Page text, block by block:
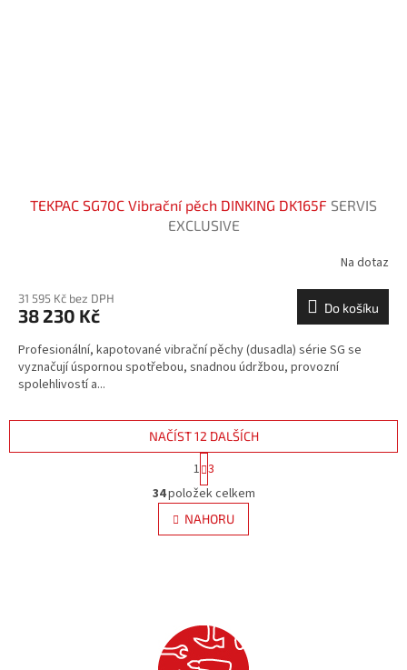
TEKPAC SG70C Vibrační pěch DINKING DK165F SERVIS
EXCLUSIVE
Na dotaz
31 595 Kč bez DPH
38 230 Kč Do košíku
Profesionální, kapotované vibrační pěchy (dusadla) série SG se
vyznačují úspornou spotřebou, snadnou údržbou, provozní
spolehlivostí a...
O
v
l
á
p
r
v
NAČÍST 12 DALŠÍCH
S
t
r
á
n
k
1 3
34položek celkem
NAHORU